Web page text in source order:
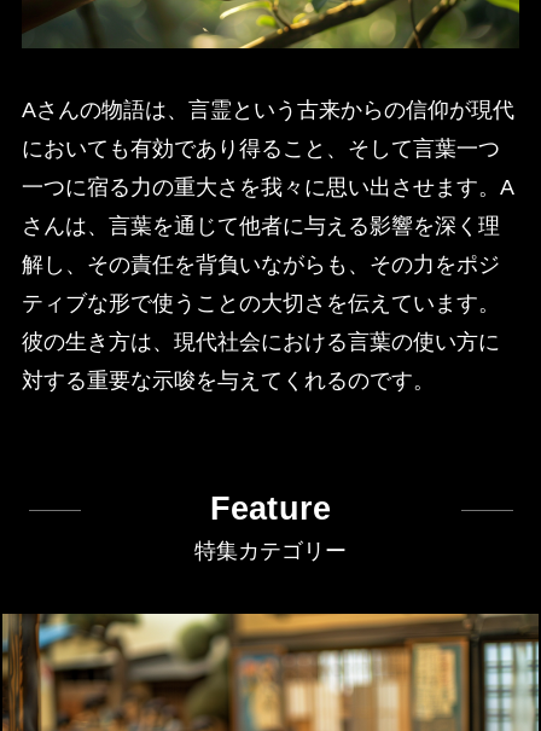
Aさんの物語は、言霊という古来からの信仰が現代
においても有効であり得ること、そして言葉一つ
一つに宿る力の重大さを我々に思い出させます。A
さんは、言葉を通じて他者に与える影響を深く理
解し、その責任を背負いながらも、その力をポジ
ティブな形で使うことの大切さを伝えています。
彼の生き方は、現代社会における言葉の使い方に
対する重要な示唆を与えてくれるのです。
Feature
特集カテゴリー